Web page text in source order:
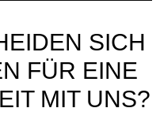
SICH
FÜR EINE
MIT UNS?